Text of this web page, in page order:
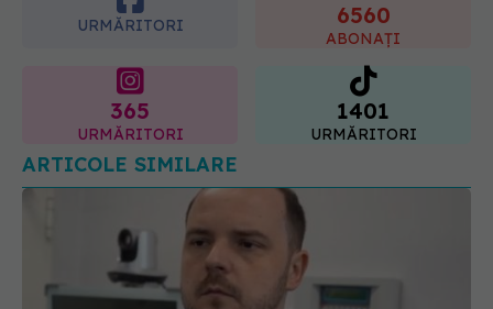
URMĂRITORI 6560
ABONAȚI
365
URMĂRITORI
1401
URMĂRITORI
ARTICOLE SIMILARE